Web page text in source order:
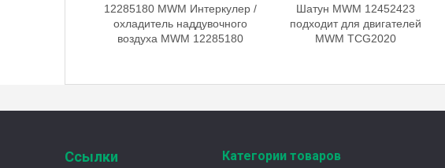
12285180 MWM Интеркулер /
охладитель наддувочного
воздуха MWM 12285180
Шатун MWM 12452423
подходит для двигателей
MWM TCG2020
Ссылки Категории товаров